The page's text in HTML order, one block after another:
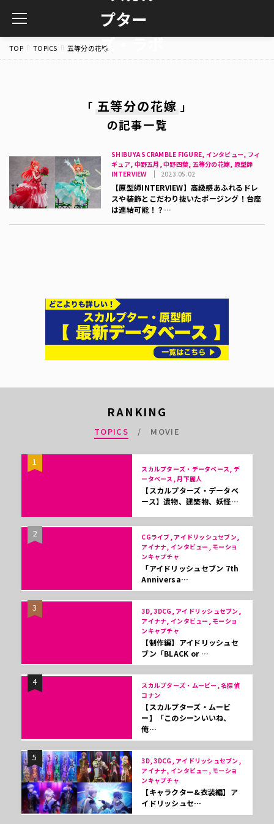
toggle
navigation
TOP TOPICS 五等分の花嫁
「 五等分の花嫁 」
の記事一覧
SHIBUYA SCRAMBLE FIGURE, インタビュー, フィ
ギュア, 中野五月, 中野四葉, 五等分の花嫁, 原型師
INTERVIEW
2023.05.02
【原型師INTERVIEW】高級感あふれるドレ
スや装飾とこだわり抜いたポージング！台座
は連結可能！？…
RANKING
TOPICS MOVIE
1
スカルプターズ・データベース, デ
ータベース, 月下麗人
【スカルプターズ・データベ
ース】遺物、建築物、妖怪…
2
CGライブ, アイドリッシュセブン,
アイナナ, インタビュー, モーショ
ンキャプチャ
「アイドリッシュセブン 7th
Anniversa…
3
3D, 3DCG, アイドリッシュセブン,
アイナナ, インタビュー, モーショ
ンキャプチャ
【制作編】アイドリッシュセ
ブン「BLACK or …
4
スカルプターズ・ムービー, 名探偵
コナン
【スカルプターズ・ムービ
ー】「このシーンいいね、
俺…
5
3D, 3DCG, アイドリッシュセブン,
アイナナ, インタビュー, モーショ
ンキャプチャ
【キャラクター&衣装編】ア
イドリッシュセ…